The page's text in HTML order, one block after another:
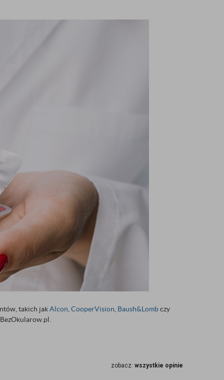
takich jakAlcon CooperVision Baush&Lombczy
zobacz: wszystkie opinie